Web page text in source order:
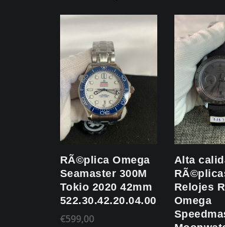
RÃ©plica Omega
Seamaster 300M
Tokio 2020 42mm
522.30.42.20.04.001
€599,00
Alta
Relojes
Omega